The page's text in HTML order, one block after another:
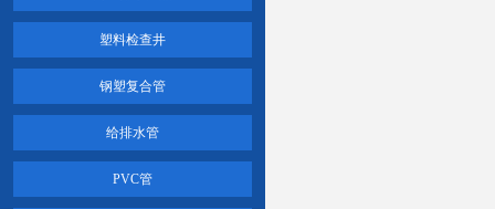
塑料检查井
钢塑复合管
给排水管
PVC管